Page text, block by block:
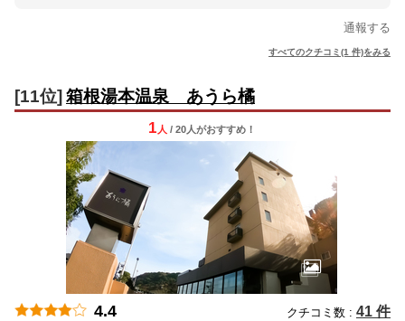
通報する
すべてのクチコミ(1 件)をみる
[11位] 箱根湯本温泉 あうら橘
1 人 / 20人がおすすめ！
4.4 クチコミ数 : 41 件